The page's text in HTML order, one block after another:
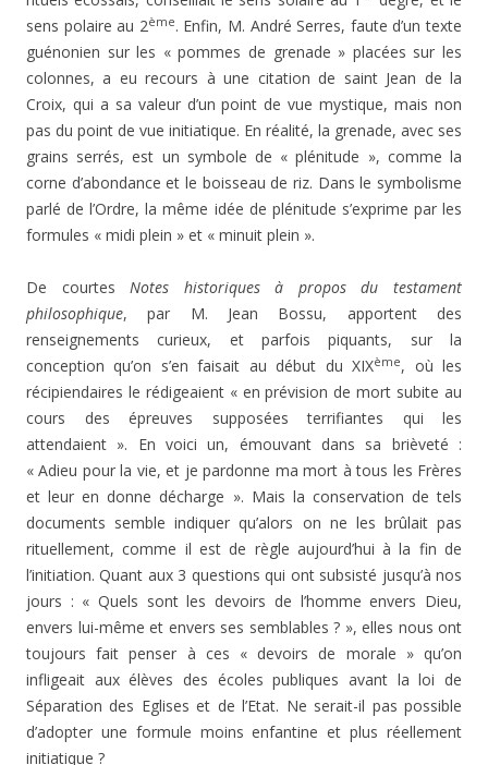
sens polaire au 2ème. Enfin, M. André Serres, faute d’un texte
guénonien sur les « pommes de grenade » placées sur les
colonnes, a eu recours à une citation de saint Jean de la
Croix, qui a sa valeur d’un point de vue mystique, mais non
pas du point de vue initiatique. En réalité, la grenade, avec ses
grains serrés, est un symbole de « plénitude », comme la
corne d’abondance et le boisseau de riz. Dans le symbolisme
parlé de l’Ordre, la même idée de plénitude s’exprime par les
formules « midi plein » et « minuit plein ».
De courtesNotes historiques à propos du testament
philosophique, par M. Jean Bossu, apportent des
renseignements curieux, et parfois piquants, sur la
conception qu’on s’en faisait au début du XIXème, où les
récipiendaires le rédigeaient « en prévision de mort subite au
cours des épreuves supposées terrifiantes qui les
attendaient ». En voici un, émouvant dans sa brièveté :
« Adieu pour la vie, et je pardonne ma mort à tous les Frères
et leur en donne décharge ». Mais la conservation de tels
documents semble indiquer qu’alors on ne les brûlait pas
rituellement, comme il est de règle aujourd’hui à la fin de
l’initiation. Quant aux 3 questions qui ont subsisté jusqu’à nos
jours : « Quels sont les devoirs de l’homme envers Dieu,
envers lui-même et envers ses semblables ? », elles nous ont
toujours fait penser à ces « devoirs de morale » qu’on
infligeait aux élèves des écoles publiques avant la loi de
Séparation des Eglises et de l’Etat. Ne serait-il pas possible
d’adopter une formule moins enfantine et plus réellement
initiatique ?